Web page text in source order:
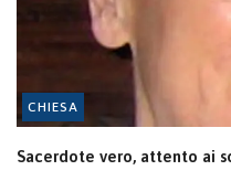
CHIESA
Sacerdote vero, attento ai